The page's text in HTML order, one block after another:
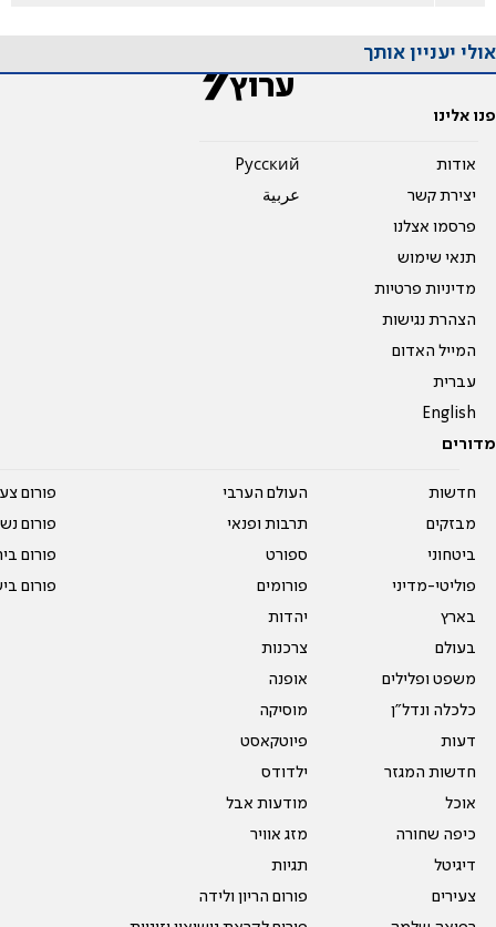
אולי יעניין אותך
פנו אלינו
אודות
יצירת קשר
פרסמו אצלנו
תנאי שימוש
מדיניות פרטיות
הצהרת נגישות
המייל האדום
עברית
English
Pусский
عربية
מדורים
חדשות
מבזקים
ביטחוני
פוליטי-מדיני
בארץ
בעולם
משפט ופלילים
כלכלה ונדל"ן
דעות
חדשות המגזר
אוכל
כיפה שחורה
דיגיטל
צעירים
העולם הערבי
תרבות ופנאי
ספורט
פורומים
יהדות
צרכנות
אופנה
מוסיקה
פיוטקאסט
ילדודס
מודעות אבל
מזג אוויר
תגיות
פורום הריון ולידה
פורום
פורום
פורום
פורום